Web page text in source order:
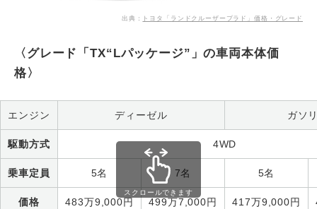
出典： トヨタ「ランドクルーザープラド」価格・グレード
〈グレード「TX“Lパッケージ”」の車両本体価
格〉
エンジン ディーゼル ガソ
駆動方式 4WD
乗車定員 5名 7名 5名
価格 483万9,000円 499万7,000円 417万9,000円
スクロールできます